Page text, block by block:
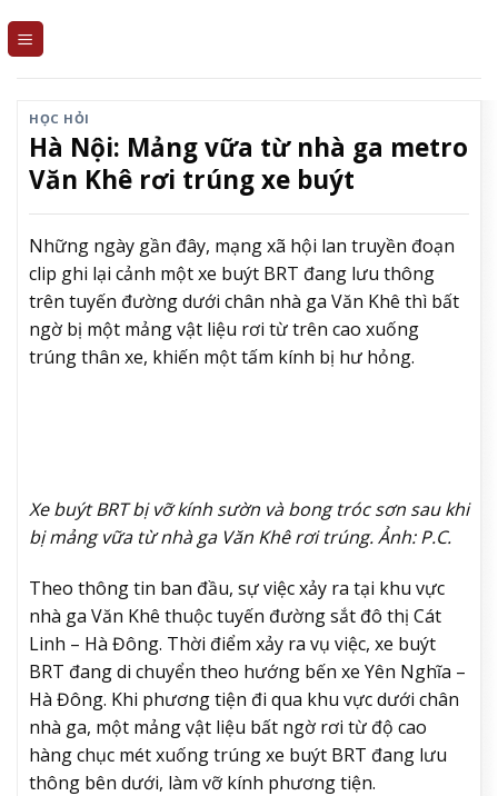
HỌC HỎI
Hà Nội: Mảng vữa từ nhà ga metro
Văn Khê rơi trúng xe buýt
Những ngày gần đây, mạng xã hội lan truyền đoạn
clip ghi lại cảnh một xe buýt BRT đang lưu thông
trên tuyến đường dưới chân nhà ga Văn Khê thì bất
ngờ bị một mảng vật liệu rơi từ trên cao xuống
trúng thân xe, khiến một tấm kính bị hư hỏng.
Xe buýt BRT bị vỡ kính sườn và bong tróc sơn sau khi
bị mảng vữa từ nhà ga Văn Khê rơi trúng. Ảnh: P.C.
Theo thông tin ban đầu, sự việc xảy ra tại khu vực
nhà ga Văn Khê thuộc tuyến đường sắt đô thị Cát
Linh – Hà Đông. Thời điểm xảy ra vụ việc, xe buýt
BRT đang di chuyển theo hướng bến xe Yên Nghĩa –
Hà Đông. Khi phương tiện đi qua khu vực dưới chân
nhà ga, một mảng vật liệu bất ngờ rơi từ độ cao
hàng chục mét xuống trúng xe buýt BRT đang lưu
thông bên dưới, làm vỡ kính phương tiện.